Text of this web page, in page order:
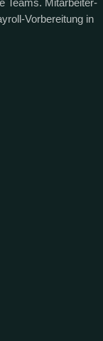
Teams. Mitarbeiter-
Vorbereitung in